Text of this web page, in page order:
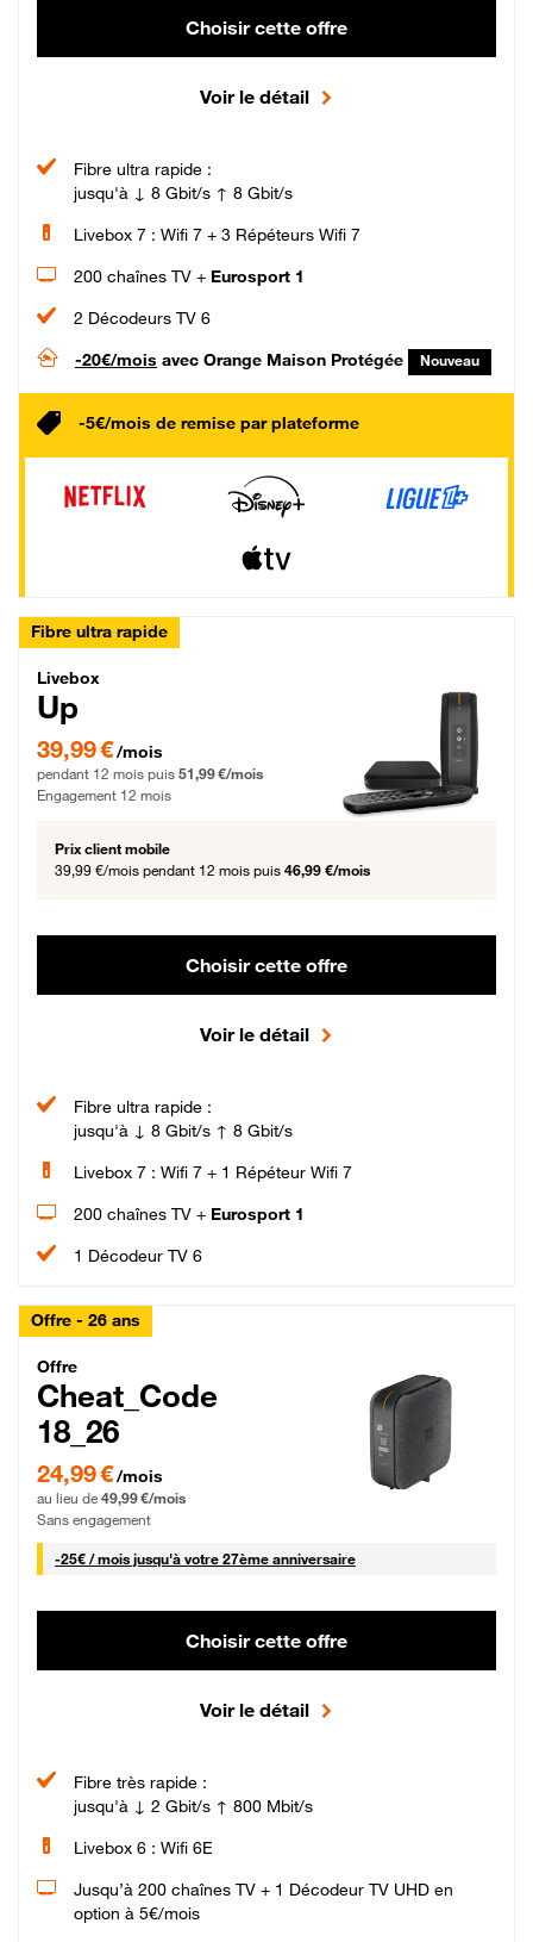
Choisir cette offre
Voir le détail
Fibre ultra rapide :
jusqu'à ↓ 8 Gbit/s ↑ 8 Gbit/s
Livebox 7 : Wifi 7 + 3 Répéteurs Wifi 7
200 chaînes TV + Eurosport 1
2 Décodeurs TV 6
-20€/mois avec Orange Maison Protégée Nouveau
-5€/mois de remise par plateforme
Fibre ultra rapide
Livebox Up Fibre
Livebox
Up
39,99 € par mois pendant 12 mois puis 51,99 € par mois, Engagement 12 mois
39,99 €/mois
pendant 12 mois puis 51,99 €/mois
Engagement 12 mois
Prix client mobile
39,99 €/mois pendant 12 mois puis 46,99 €/mois
Choisir cette offre
Voir le détail
Fibre ultra rapide :
jusqu'à ↓ 8 Gbit/s ↑ 8 Gbit/s
Livebox 7 : Wifi 7 + 1 Répéteur Wifi 7
200 chaînes TV + Eurosport 1
1 Décodeur TV 6
Offre - 26 ans
Cheat_Code Fibre_18_26
Offre
Cheat_Code
18_26
24,99 € par mois pendant 0 mois puis 49,99 € par mois, Sans engagement
24,99 €/mois
au lieu de 49,99 €/mois
Sans engagement
-25€ / mois25 € par mois
jusqu'à votre 27ème anniversaire
Choisir cette offre
Voir le détail
Fibre très rapide :
jusqu'à ↓ 2 Gbit/s ↑ 800 Mbit/s
Livebox 6 : Wifi 6E
Jusqu’à 200 chaînes TV + 1 Décodeur TV UHD en
option à 5€/mois